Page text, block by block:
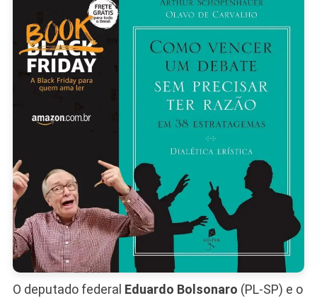
O deputado federal Eduardo Bolsonaro (PL-SP) e o